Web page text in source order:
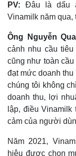
PV: Đâu là dấu
Vinamilk năm qua,
Ông Nguyễn
cảnh nhu cầu
cũng như toàn
đạt mức doanh thu
chúng tôi không
doanh thu, lợi
lập, điều
cảm của người
Năm 2021,
hiệu được chọn